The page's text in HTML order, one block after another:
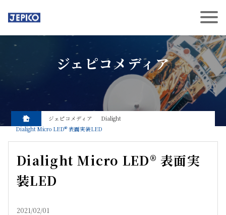
ジェピコメディア
ジェピコメディア
Dialight
Dialight Micro LED® 表面実装LED
Dialight Micro LED® 表面実
装LED
2021/02/01